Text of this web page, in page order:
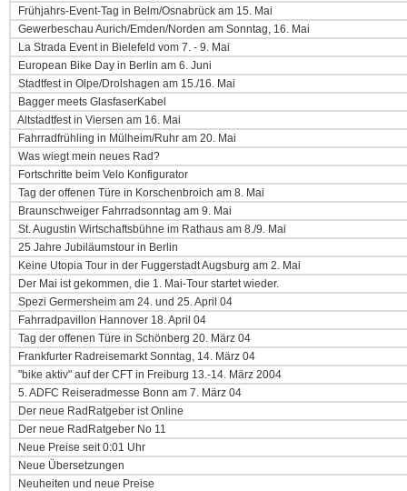
Frühjahrs-Event-Tag in Belm/Osnabrück am 15. Mai
Gewerbeschau Aurich/Emden/Norden am Sonntag, 16. Mai
La Strada Event in Bielefeld vom 7. - 9. Mai
European Bike Day in Berlin am 6. Juni
Stadtfest in Olpe/Drolshagen am 15./16. Mai
Bagger meets GlasfaserKabel
Altstadtfest in Viersen am 16. Mai
Fahrradfrühling in Mülheim/Ruhr am 20. Mai
Was wiegt mein neues Rad?
Fortschritte beim Velo Konfigurator
Tag der offenen Türe in Korschenbroich am 8. Mai
Braunschweiger Fahrradsonntag am 9. Mai
St. Augustin Wirtschaftsbühne im Rathaus am 8./9. Mai
25 Jahre Jubiläumstour in Berlin
Keine Utopia Tour in der Fuggerstadt Augsburg am 2. Mai
Der Mai ist gekommen, die 1. Mai-Tour startet wieder.
Spezi Germersheim am 24. und 25. April 04
Fahrradpavillon Hannover 18. April 04
Tag der offenen Türe in Schönberg 20. März 04
Frankfurter Radreisemarkt Sonntag, 14. März 04
"bike aktiv" auf der CFT in Freiburg 13.-14. März 2004
5. ADFC Reiseradmesse Bonn am 7. März 04
Der neue RadRatgeber ist Online
Der neue RadRatgeber No 11
Neue Preise seit 0:01 Uhr
Neue Übersetzungen
Neuheiten und neue Preise